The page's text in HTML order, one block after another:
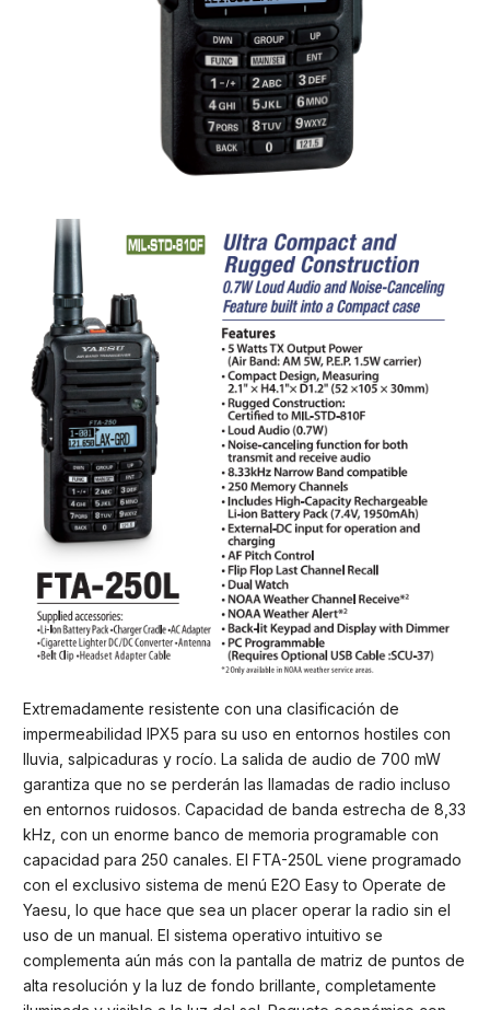
Extremadamente resistente con una clasificación de
impermeabilidad IPX5 para su uso en entornos hostiles con
lluvia, salpicaduras y rocío. La salida de audio de 700 mW
garantiza que no se perderán las llamadas de radio incluso
en entornos ruidosos. Capacidad de banda estrecha de 8,33
kHz, con un enorme banco de memoria programable con
capacidad para 250 canales. El FTA-250L viene programado
con el exclusivo sistema de menú E2O Easy to Operate de
Yaesu, lo que hace que sea un placer operar la radio sin el
uso de un manual. El sistema operativo intuitivo se
complementa aún más con la pantalla de matriz de puntos de
alta resolución y la luz de fondo brillante, completamente